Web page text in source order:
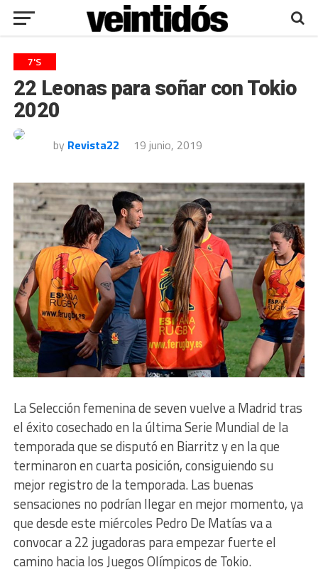
7'S
22 Leonas para soñar con Tokio
2020
by Revista22 19 junio, 2019
La Selección femenina de seven vuelve a Madrid tras
el éxito cosechado en la última Serie Mundial de la
temporada que se disputó en Biarritz y en la que
terminaron en cuarta posición, consiguiendo su
mejor registro de la temporada. Las buenas
sensaciones no podrían llegar en mejor momento, ya
que desde este miércoles Pedro De Matías va a
convocar a 22 jugadoras para empezar fuerte el
camino hacia los Juegos Olímpicos de Tokio.